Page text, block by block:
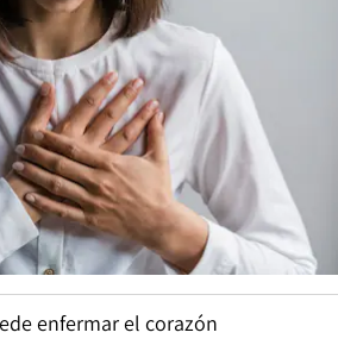
enfermar el corazón